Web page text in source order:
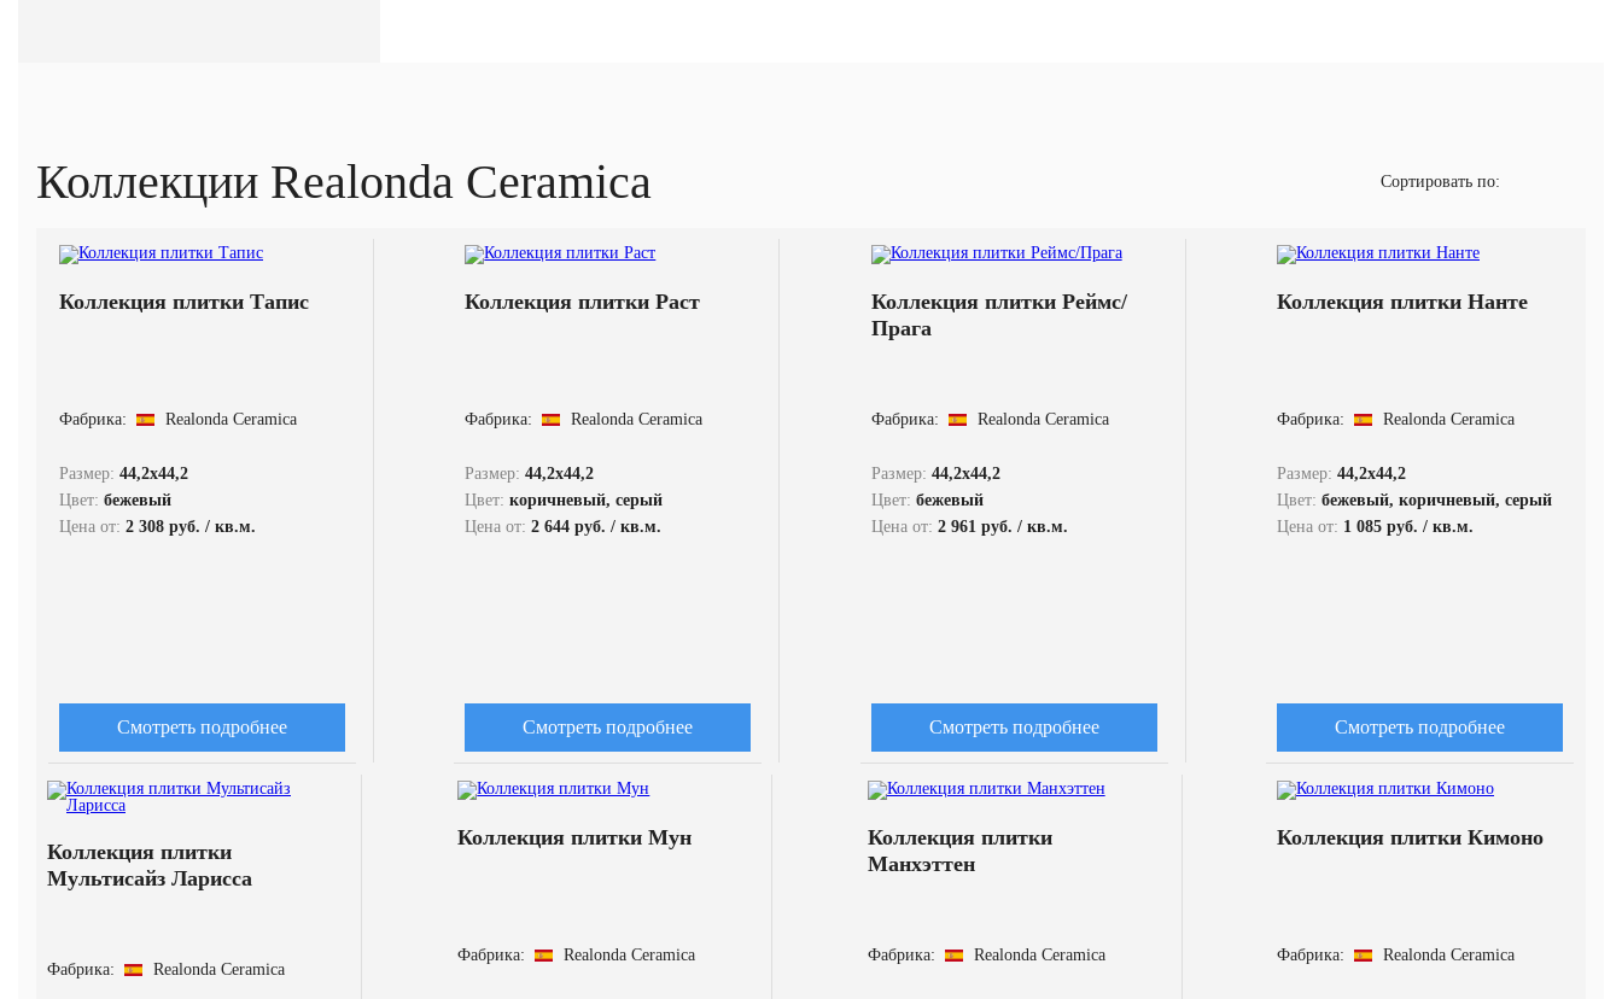
Коллекции Realonda Ceramica Сортировать по:
Коллекция плитки Тапис
Фабрика: Realonda Ceramica
Размер: 44,2x44,2
Цвет: бежевый
Цена от: 2 308 руб. / кв.м.
Смотреть подробнее
Коллекция плитки Раст
Фабрика: Realonda Ceramica
Размер:44,2x44,2
Цвет:коричневый, серый
Цена от:2 644 руб. / кв.м.
Смотреть подробнее
Коллекция плитки Реймс/
Прага
Фабрика: Realonda Ceramica
Размер: 44,2x44,2
Цвет: бежевый
Цена от: 2 961 руб. / кв.м.
Смотреть подробнее
Коллекция плитки Нанте
Фабрика: Realonda Ceramica
Размер: 44,2x44,2
Цвет: бежевый, коричневый, серый
Цена от: 1 085 руб. / кв.м.
Смотреть подробнее
Коллекция плитки
Мультисайз Ларисса
Фабрика: Realonda Ceramica
Коллекция плитки Мун
Фабрика: Realonda Ceramica
Коллекция плитки
Манхэттен
Фабрика: Realonda Ceramica
Коллекция плитки Кимоно
Фабрика: Realonda Ceramica